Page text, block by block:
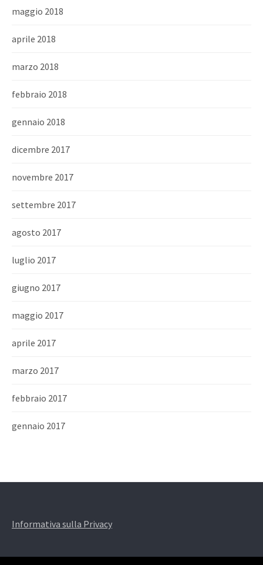
maggio 2018
aprile 2018
marzo 2018
febbraio 2018
gennaio 2018
dicembre 2017
novembre 2017
settembre 2017
agosto 2017
luglio 2017
giugno 2017
maggio 2017
aprile 2017
marzo 2017
febbraio 2017
gennaio 2017
Informativa sulla Privacy